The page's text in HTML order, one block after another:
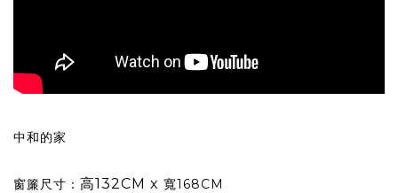
中和的家
窗簾尺寸： 高132CM x 寬168CM